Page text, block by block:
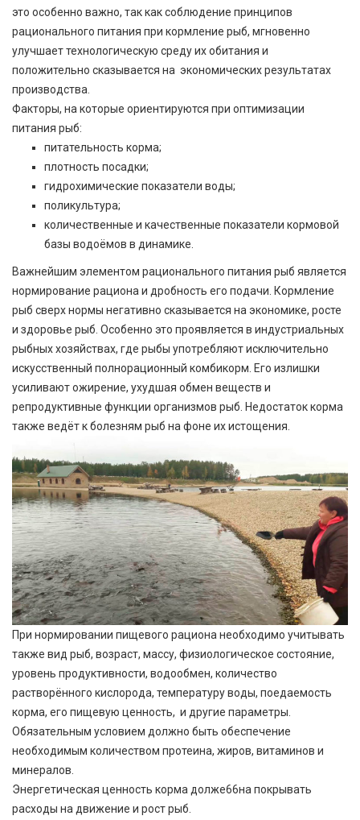
это особенно важно, так как соблюдение принципов
рационального питания при кормление рыб, мгновенно
улучшает технологическую среду их обитания и
положительно сказывается на экономических результатах
производства.
Факторы, на которые ориентируются при оптимизации
питания рыб:
питательность корма;
плотность посадки;
гидрохимические показатели воды;
поликультура;
количественные и качественные показатели кормовой
базы водоёмов в динамике.
Важнейшим элементом рационального питания рыб является
нормирование рациона и дробность его подачи. Кормление
рыб сверх нормы негативно сказывается на экономике, росте
и здоровье рыб. Особенно это проявляется в индустриальных
рыбных хозяйствах, где рыбы употребляют исключительно
искусственный полнорационный комбикорм. Его излишки
усиливают ожирение, ухудшая обмен веществ и
репродуктивные функции организмов рыб. Недостаток корма
также ведёт к болезням рыб на фоне их истощения.
При нормировании пищевого рациона необходимо учитывать
также вид рыб, возраст, массу, физиологическое состояние,
уровень продуктивности, водообмен, количество
растворённого кислорода, температуру воды, поедаемость
корма, его пищевую ценность, и другие параметры.
Обязательным условием должно быть обеспечение
необходимым количеством протеина, жиров, витаминов и
минералов.
Энергетическая ценность корма долже66на покрывать
расходы на движение и рост рыб.